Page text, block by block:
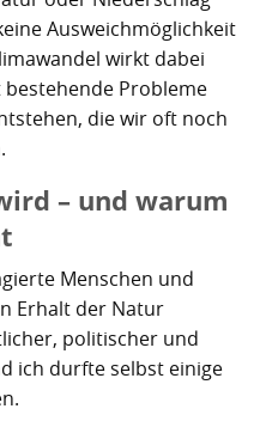
Ausweichmöglichkeit
wirkt dabei
Probleme
die wir oft noch
– und warum
Menschen und
Erhalt der Natur
politischer und
ich durfte selbst einige